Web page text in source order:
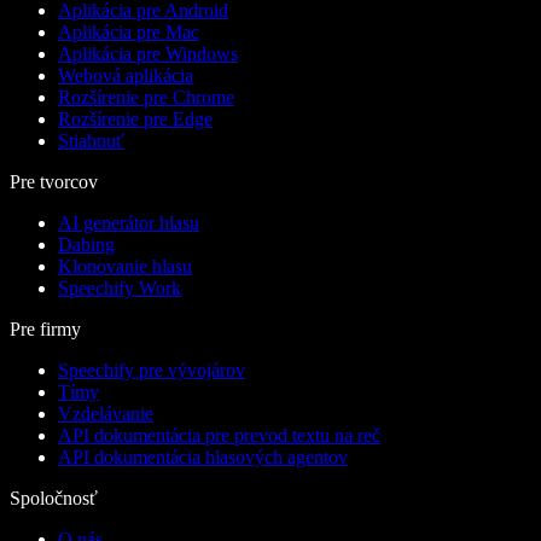
Aplikácia pre Android
Aplikácia pre Mac
Aplikácia pre Windows
Webová aplikácia
Rozšírenie pre Chrome
Rozšírenie pre Edge
Stiahnuť
Pre tvorcov
AI generátor hlasu
Dabing
Klonovanie hlasu
Speechify Work
Pre firmy
Speechify pre vývojárov
Tímy
Vzdelávanie
API dokumentácia pre prevod textu na reč
API dokumentácia hlasových agentov
Spoločnosť